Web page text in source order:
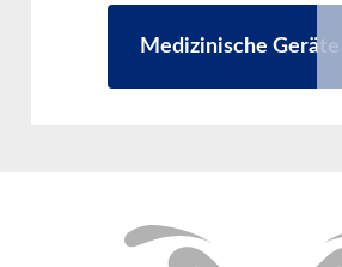
Medizinische Geräte